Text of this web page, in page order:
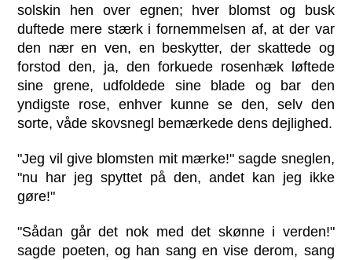
solskin hen over egnen; hver blomst og busk
duftede mere stærk i fornemmelsen af, at der var
den nær en ven, en beskytter, der skattede og
forstod den, ja, den forkuede rosenhæk løftede
sine grene, udfoldede sine blade og bar den
yndigste rose, enhver kunne se den, selv den
sorte, våde skovsnegl bemærkede dens dejlighed.
"Jeg vil give blomsten mit mærke!" sagde sneglen,
"nu har jeg spyttet på den, andet kan jeg ikke
gøre!"
"Sådan går det nok med det skønne i verden!"
sagde poeten, og han sang en vise derom, sang